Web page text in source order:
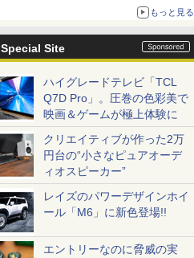
もっと見る
Special Site
ハイグレードテレビ「TCL
Q7D Pro」。圧巻の色彩美で
映画＆ゲームが極上体験に
クリエイティブが作った2万
円台の“小さなピュアオーデ
ィオスピーカー”
レイズのパワーデザインホイ
ール「M6」に新色登場!!
エントリーなのに脅威の実